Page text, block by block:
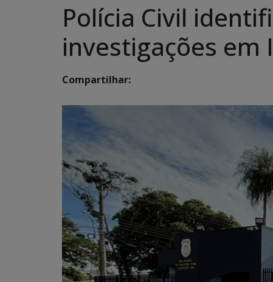
Polícia Civil
investigações em
Compartilhar: